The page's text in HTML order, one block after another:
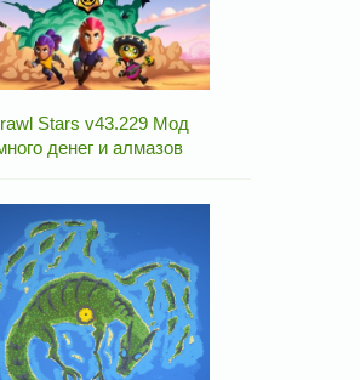
Stars v43.229 Мод
денег и алмазов